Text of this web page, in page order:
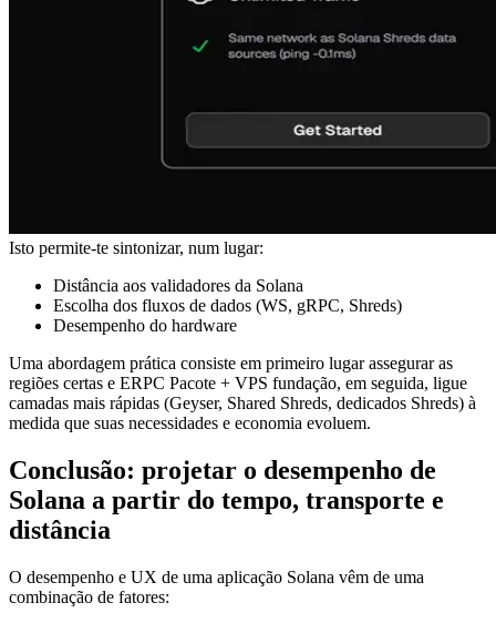
Isto permite-te sintonizar, num lugar:
Distância aos validadores da Solana
Escolha dos fluxos de dados (WS, gRPC, Shreds)
Desempenho do hardware
Uma abordagem prática consiste em primeiro lugar assegurar as
regiões certas e ERPC Pacote + VPS fundação, em seguida, ligue
camadas mais rápidas (Geyser, Shared Shreds, dedicados Shreds) à
medida que suas necessidades e economia evoluem.
Conclusão: projetar o desempenho de
Solana a partir do tempo, transporte e
distância
O desempenho e UX de uma aplicação Solana vêm de uma
combinação de fatores: